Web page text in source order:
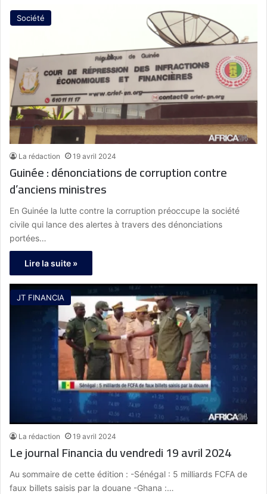
Société
La rédaction 19 avril 2024
Guinée : dénonciations de corruption contre
d’anciens ministres
En Guinée la lutte contre la corruption préoccupe la société
civile qui lance des alertes à travers des dénonciations
portées…
Lire la suite »
JT FINANCIA
La rédaction 19 avril 2024
Le journal Financia du vendredi 19 avril 2024
Au sommaire de cette édition : -Sénégal : 5 milliards FCFA de
faux billets saisis par la douane -Ghana :…